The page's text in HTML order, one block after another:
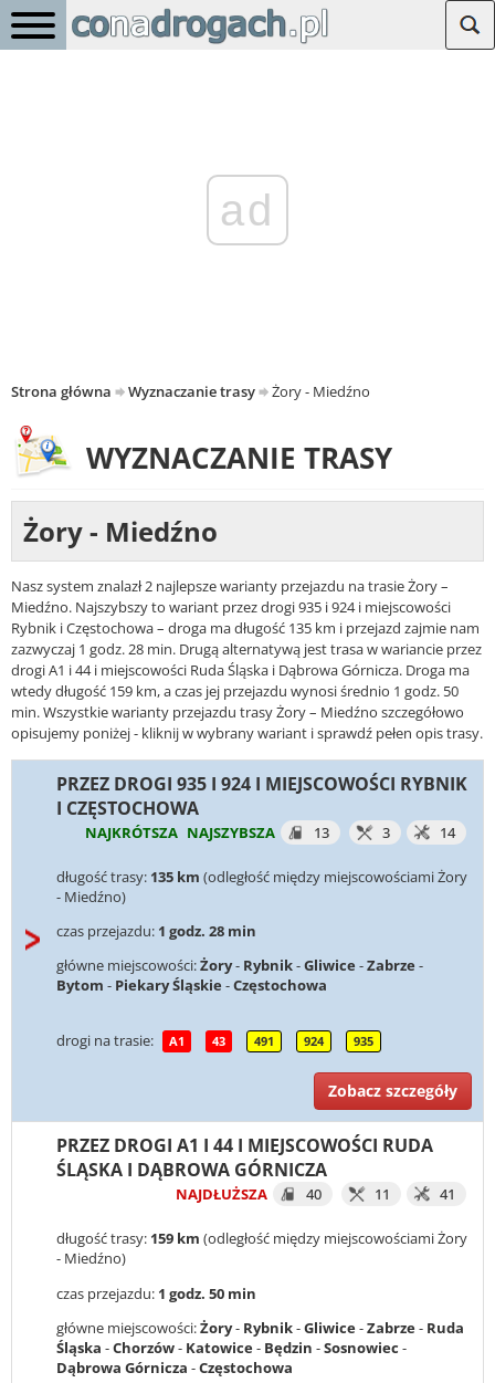
ad
Strona główna Wyznaczanie trasy Żory - Miedźno
WYZNACZANIE TRASY
Żory - Miedźno
Nasz system znalazł 2 najlepsze warianty przejazdu na trasie Żory –
Miedźno. Najszybszy to wariant przez drogi 935 i 924 i miejscowości
Rybnik i Częstochowa – droga ma długość 135 km i przejazd zajmie nam
zazwyczaj 1 godz. 28 min. Drugą alternatywą jest trasa w wariancie przez
drogi A1 i 44 i miejscowości Ruda Śląska i Dąbrowa Górnicza. Droga ma
wtedy długość 159 km, a czas jej przejazdu wynosi średnio 1 godz. 50
min. Wszystkie warianty przejazdu trasy Żory – Miedźno szczegółowo
opisujemy poniżej - kliknij w wybrany wariant i sprawdź pełen opis trasy.
PRZEZ DROGI 935 I 924 I MIEJSCOWOŚCI RYBNIK
I CZĘSTOCHOWA
NAJKRÓTSZA NAJSZYBSZA 13 3 14
długość trasy: 135 km (odległość między miejscowościami Żory
- Miedźno)
czas przejazdu: 1 godz. 28 min
główne miejscowości:Żory- Rybnik-Gliwice -Zabrze -
Bytom - Piekary Śląskie -Częstochowa
drogi na trasie: A1 43 491 924 935
Zobacz szczegóły
PRZEZ DROGI A1 I 44 I MIEJSCOWOŚCI RUDA
ŚLĄSKA I DĄBROWA GÓRNICZA
NAJDŁUŻSZA 40 11 41
długość trasy: 159 km (odległość między miejscowościami Żory
- Miedźno)
czas przejazdu: 1 godz. 50 min
główne miejscowości:Żory- Rybnik-Gliwice-Zabrze- Ruda
Śląska -Chorzów- Katowice- Będzin -Sosnowiec -
Dąbrowa Górnicza -Częstochowa